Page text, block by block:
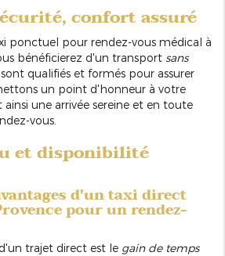
confort assuré
ponctuel pour rendez-vous médical à
bénéficierez d'un transport sans
qualifiés et formés pour assurer
un point d'honneur à votre
une arrivée sereine et en toute
vous.
et disponibilité
d'un taxi direct
pour un rendez-
trajet direct est le gain de temps